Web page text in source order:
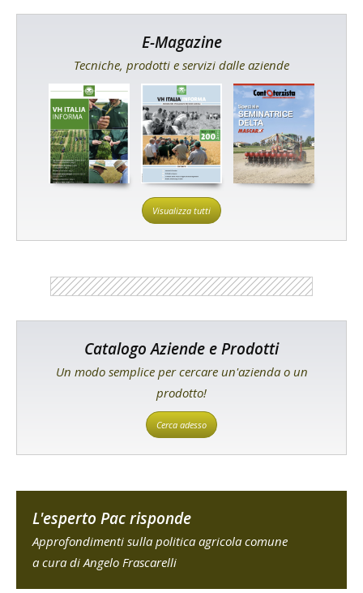
E-Magazine
Tecniche, prodotti e servizi dalle aziende
Visualizza tutti
Catalogo Aziende e Prodotti
Un modo semplice per cercare un'azienda o un
prodotto!
Cerca adesso
L'esperto Pac risponde
Approfondimenti sulla politica agricola comune
a cura di Angelo Frascarelli